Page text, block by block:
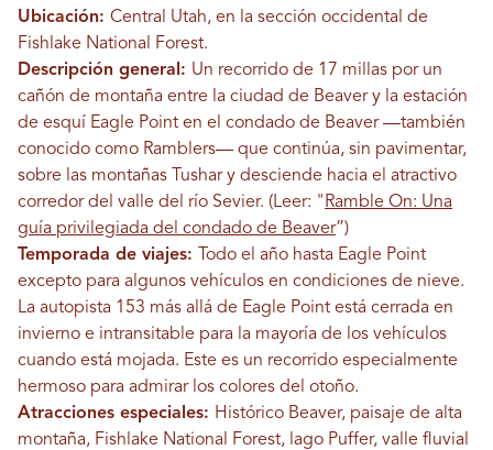
Ubicación: Central Utah, en la sección occidental de
Fishlake National Forest.
Descripción general: Un recorrido de 17 millas por un
cañón de montaña entre la ciudad de Beaver y la estación
de esquí Eagle Point en el condado de Beaver —también
conocido como Ramblers— que continúa, sin pavimentar,
sobre las montañas Tushar y desciende hacia el atractivo
corredor del valle del río Sevier. (Leer: " Ramble On: Una
guía privilegiada del condado de Beaver”)
Temporada de viajes:
Todo el año hasta Eagle Point
excepto para algunos vehículos en condiciones de nieve.
La autopista 153 más allá de Eagle Point está cerrada en
invierno e intransitable para la mayoría de los vehículos
cuando está mojada. Este es un recorrido especialmente
hermoso para admirar los colores del otoño.
Atracciones especiales: Histórico Beaver, paisaje de alta
montaña, Fishlake National Forest, lago Puffer, valle fluvial